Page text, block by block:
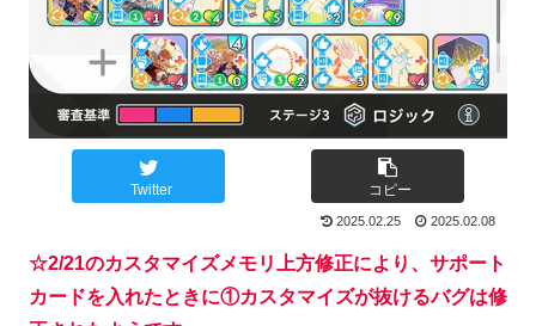
Twitter コピー
2025.02.25 2025.02.08
☆2/21のカスタマイズメモリ上方修正により、サポート
カードを入れたときに①カスタマイズが抜けるバグは修